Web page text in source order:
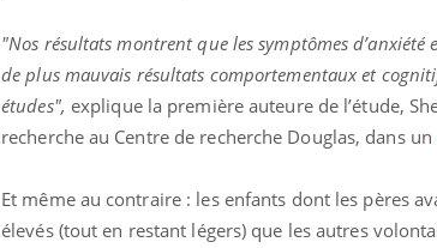
"Nos résultats montrent que les symptômes
de plus mauvais résultats comportementaux et
études", explique la première auteure de l’étude,
recherche au Centre de recherche Douglas, dans un
Et même au contraire : les enfants dont les pères
élevés (tout en restant légers) que les autres